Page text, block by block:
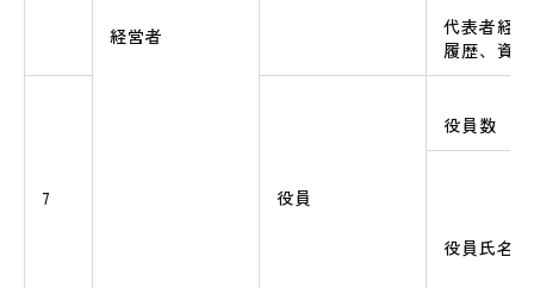
経営者
代表者経
履歴、資
7 役員
役員数
役員氏名